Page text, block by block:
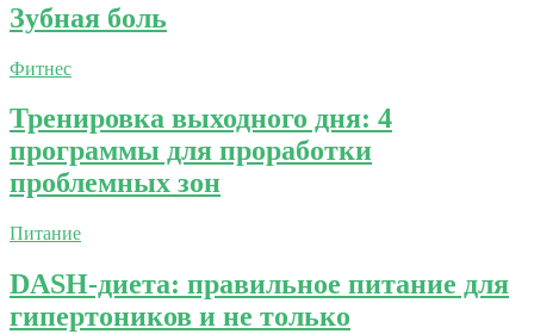
Зубная боль
Фитнес
Тренировка выходного дня: 4
программы для проработки
проблемных зон
Питание
DASH-диета: правильное питание для
гипертоников и не только